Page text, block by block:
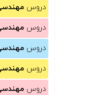
دروس
دروس
دروس
دروس
دروس